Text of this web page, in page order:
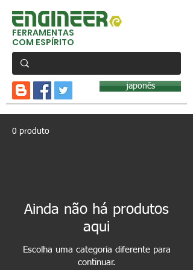
FERRAMENTAS
COM ESPÍRITO
japonês
0 produto
Ainda não há produtos
aqui
Escolha uma categoria diferente para
continuar.